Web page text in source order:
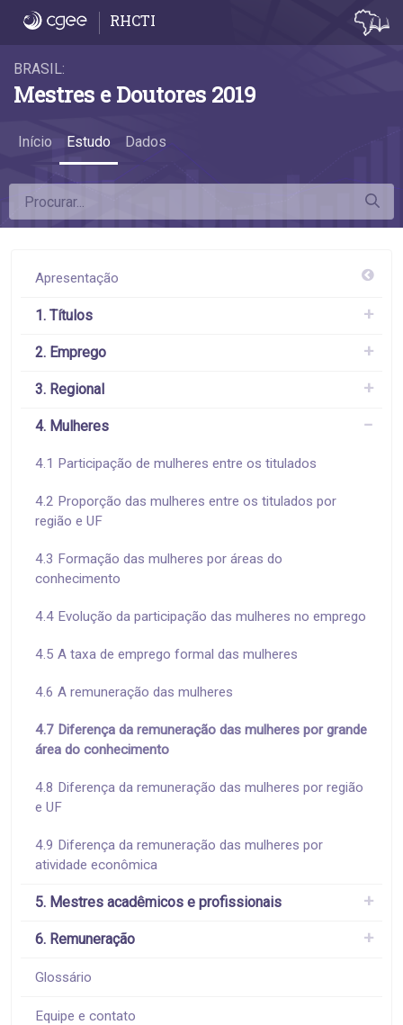
4.7 Diferença da remuneração das
RHCTI
BRASIL:
Mestres e Doutores 2019
Início Estudo Dados
Apresentação
1. Títulos
2. Emprego
3. Regional
4. Mulheres
4.1 Participação de mulheres entre os titulados
4.2 Proporção das mulheres entre os titulados por
região e UF
4.3 Formação das mulheres por áreas do
conhecimento
4.4 Evolução da participação das mulheres no emprego
4.5 A taxa de emprego formal das mulheres
4.6 A remuneração das mulheres
4.7 Diferença da remuneração das mulheres por grande
área do conhecimento
4.8 Diferença da remuneração das mulheres por região
e UF
4.9 Diferença da remuneração das mulheres por
atividade econômica
5. Mestres acadêmicos e profissionais
6. Remuneração
Glossário
Equipe e contato